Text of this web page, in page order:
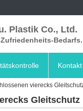
Plastik Co., Ltd.
Bedarfs.
Kontakt
vierecks